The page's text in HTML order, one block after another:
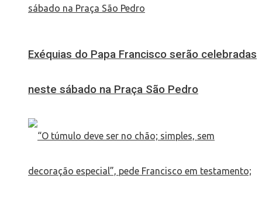
Exéquias do Papa Francisco serão celebradas
neste sábado na Praça São Pedro